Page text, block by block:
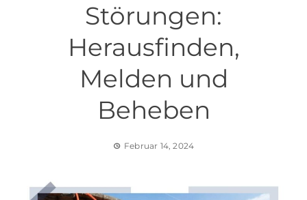
Störungen:
Herausfinden,
Melden und
Beheben
Februar 14, 2024